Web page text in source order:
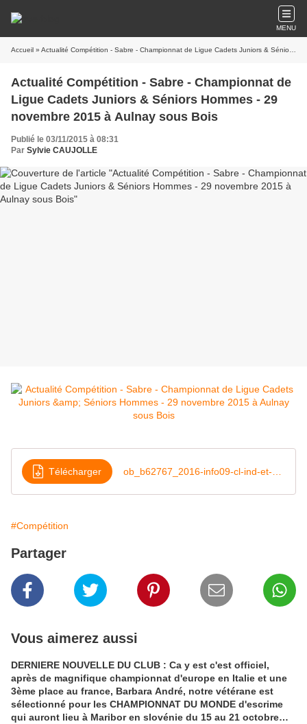
MENU
Accueil » Actualité Compétition - Sabre - Championnat de Ligue Cadets Juniors & Séniors Hommes - 29 novembre 2015 à Aulnay sous Bois
Actualité Compétition - Sabre - Championnat de
Ligue Cadets Juniors & Séniors Hommes - 29
novembre 2015 à Aulnay sous Bois
Publié le 03/11/2015 à 08:31
Par Sylvie CAUJOLLE
Télécharger
#Compétition
Partager
Vous aimerez aussi
DERNIERE NOUVELLE DU CLUB : Ca y est c'est officiel,
après de magnifique championnat d'europe en Italie et une
3ème place au france, Barbara André, notre vétérane est
sélectionné pour les CHAMPIONNAT DU MONDE d'escrime
qui auront lieu à Maribor en slovénie du 15 au 21 octobre